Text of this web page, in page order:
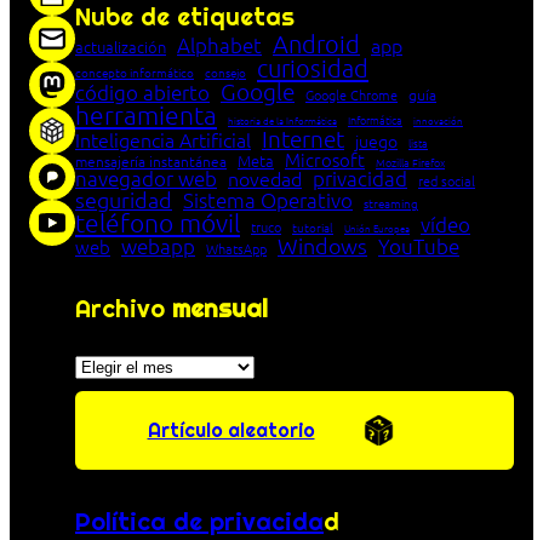
Nube de etiquetas
actualización Alphabet Android app
concepto informático consejo curiosidad
código abierto Google Google Chrome guía
herramienta historia de la Informática Informática innovación
Inteligencia Artificial Internet juego lista
mensajería instantánea Meta Microsoft Mozilla Firefox
navegador web novedad privacidad red social
seguridad Sistema Operativo streaming
teléfono móvil truco tutorial Unión Europea vídeo
web webapp WhatsApp Windows YouTube
Archivo mensual
Archivos
Artículo aleatorio
Política de privacidad